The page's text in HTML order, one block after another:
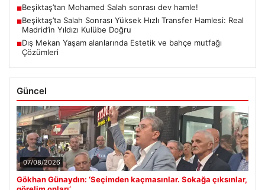
■Beşiktaş’tan Mohamed Salah sonrası dev hamle!
■Beşiktaş’ta Salah Sonrası Yüksek Hızlı Transfer Hamlesi: Real
Madrid’in Yıldızı Kulübe Doğru
■Dış Mekan Yaşam alanlarında Estetik ve bahçe mutfağı
Çözümleri
Güncel
07/08/2026
Gökhan Günaydın: ‘Seçimden kaçmasınlar. Sokağa çıksınlar,